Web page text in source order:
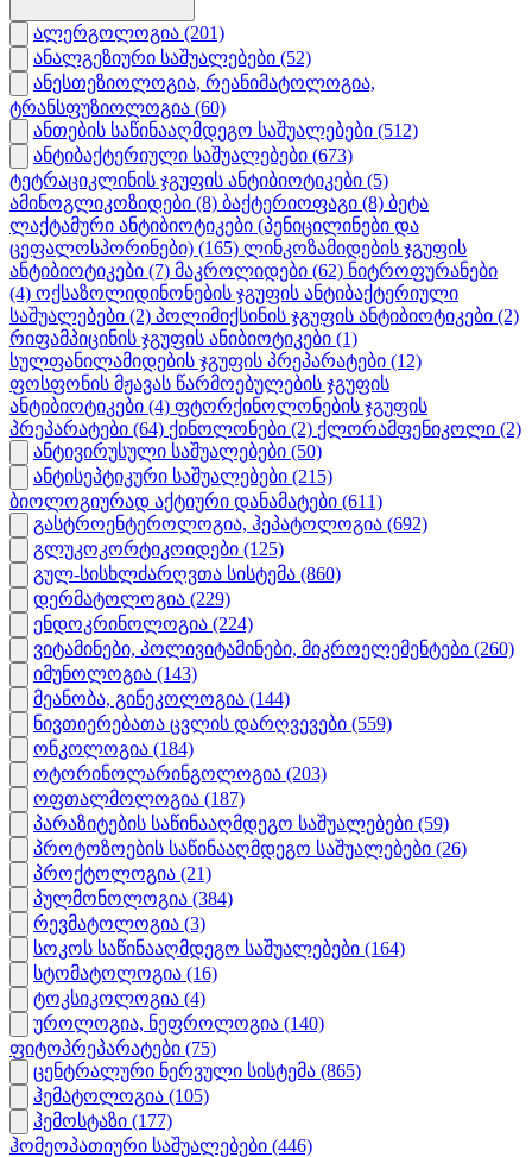
ალერგოლოგია (201)
ანალგეზიური საშუალებები (52)
ანესთეზიოლოგია, რეანიმატოლოგია,
ტრანსფუზიოლოგია (60)
ანთების საწინააღმდეგო საშუალებები (512)
ანტიბაქტერიული საშუალებები (673)
ტეტრაციკლინის ჯგუფის ანტიბიოტიკები (5)
ამინოგლიკოზიდები (8) ბაქტერიოფაგი (8) ბეტა
ლაქტამური ანტიბიოტიკები (პენიცილინები და
ცეფალოსპორინები) (165) ლინკოზამიდების ჯგუფის
ანტიბიოტიკები (7) მაკროლიდები (62) ნიტროფურანები
(4) ოქსაზოლიდინონების ჯგუფის ანტიბაქტერიული
საშუალებები (2) პოლიმიქსინის ჯგუფის ანტიბიოტიკები (2)
რიფამპიცინის ჯგუფის ანიბიოტიკები (1)
სულფანილამიდების ჯგუფის პრეპარატები (12)
ფოსფონის მჟავას წარმოებულების ჯგუფის
ანტიბიოტიკები (4) ფტორქინოლონების ჯგუფის
პრეპარატები (64) ქინოლონები (2) ქლორამფენიკოლი (2)
ანტივირუსული საშუალებები (50)
ანტისეპტიკური საშუალებები (215)
ბიოლოგიურად აქტიური დანამატები (611)
გასტროენტეროლოგია, ჰეპატოლოგია (692)
გლუკოკორტიკოიდები (125)
გულ-სისხლძარღვთა სისტემა (860)
დერმატოლოგია (229)
ენდოკრინოლოგია (224)
ვიტამინები, პოლივიტამინები, მიკროელემენტები (260)
იმუნოლოგია (143)
მეანობა, გინეკოლოგია (144)
ნივთიერებათა ცვლის დარღვევები (559)
ონკოლოგია (184)
ოტორინოლარინგოლოგია (203)
ოფთალმოლოგია (187)
პარაზიტების საწინააღმდეგო საშუალებები (59)
პროტოზოების საწინააღმდეგო საშუალებები (26)
პროქტოლოგია (21)
პულმონოლოგია (384)
რევმატოლოგია (3)
სოკოს საწინააღმდეგო საშუალებები (164)
სტომატოლოგია (16)
ტოკსიკოლოგია (4)
უროლოგია, ნეფროლოგია (140)
ფიტოპრეპარატები (75)
ცენტრალური ნერვული სისტემა (865)
ჰემატოლოგია (105)
ჰემოსტაზი (177)
ჰომეოპათიური საშუალებები (446)